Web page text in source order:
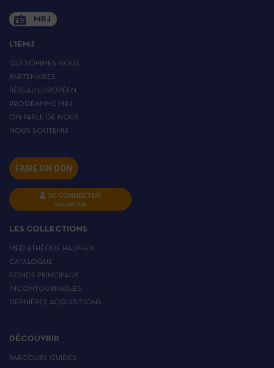
MRJ
L’IEMJ
QUI SOMMES-NOUS
PARTENAIRES
RÉSEAU EUROPÉEN
PROGRAMME MRJ
ON PARLE DE NOUS
NOUS SOUTENIR
FAIRE UN DON
SE CONNECTER
INSCRIPTION
LES COLLECTIONS
MÉDIATHÈQUE HALPHEN
CATALOGUE
FONDS PRINCIPAUX
INCONTOURNABLES
DERNIÈRES ACQUISITIONS
DÉCOUVRIR
PARCOURS GUIDÉS